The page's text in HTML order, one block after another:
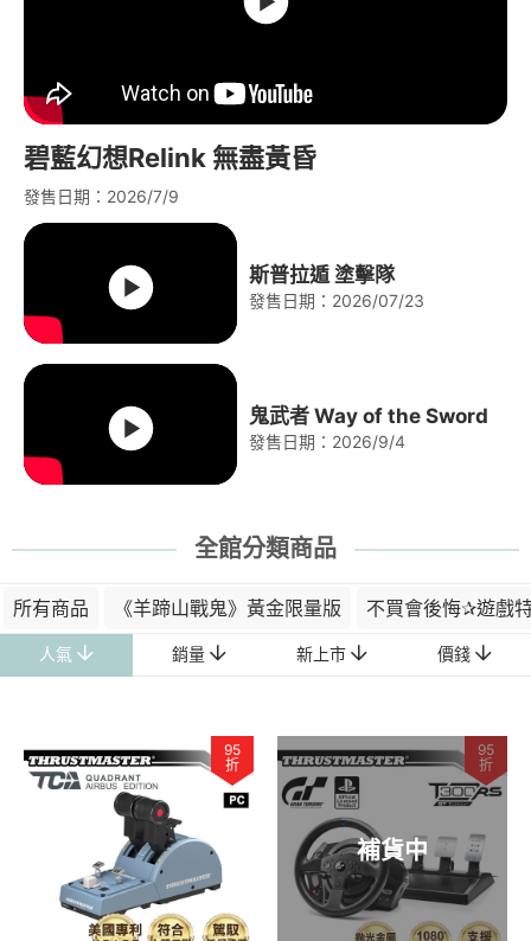
碧藍幻想Relink 無盡黃昏
發售日期：2026/7/9
斯普拉遁 塗擊隊
發售日期：2026/07/23
鬼武者 Way of the Sword
發售日期：2026/9/4
全館分類商品
所有商品 《羊蹄山戰鬼》黃金限量版 不買會後悔✰遊戲
人氣 銷量 新上市 價錢
95
折
補貨中
95
折